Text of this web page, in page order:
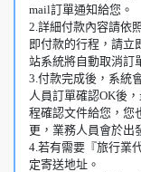
mail訂單通知給您。
2.詳細付款內容請依
即付款的行程，請立
站系統將自動取消訂
3.付款完成後，系統
人員訂單確認OK後
程確認文件給您，您
更，業務人員會於出
4.若有需要『旅行業
定寄送地址。